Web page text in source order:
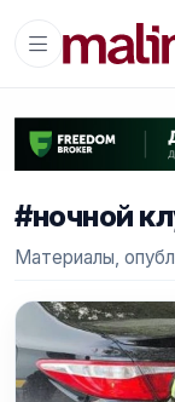
#ночной
Материалы,